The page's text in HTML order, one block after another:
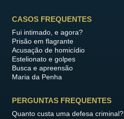
CASOS FREQUENTES
Fui intimado, e agora?
Prisão em flagrante
Acusação de homicídio
Estelionato e golpes
Busca e apreensão
Maria da Penha
PERGUNTAS FREQUENTES
Quanto custa uma defesa criminal?